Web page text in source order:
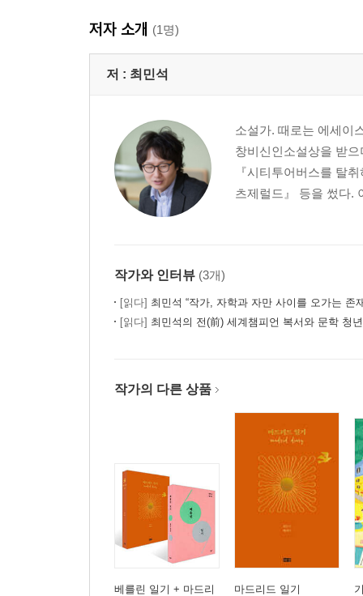
저자 소개 (1명)
저 : 최민석
소설가. 때로는 에세이
창비신인소설상을 받
『시티투어버스를 탈
츠제럴드』 등을 썼다.
작가와 인터뷰 (3개)
[읽다] 최민석 “작가, 자학과 자만 사이를 오가는 존
[읽다] 최민석의 전(前) 세계챔피언 복서와 문학 청
작가의 다른 상품
베를린 일기 + 마드리
마드리드 일기